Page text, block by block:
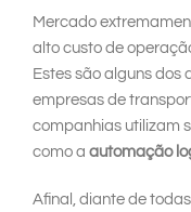
Mercado
alto custo de
Estes são alguns dos
empresas de
companhias utilizam
como a automação
Afinal, diante de